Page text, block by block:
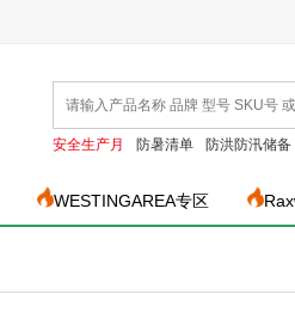
安全生产月 防暑清单 防洪防汛储备
WESTINGAREA专区